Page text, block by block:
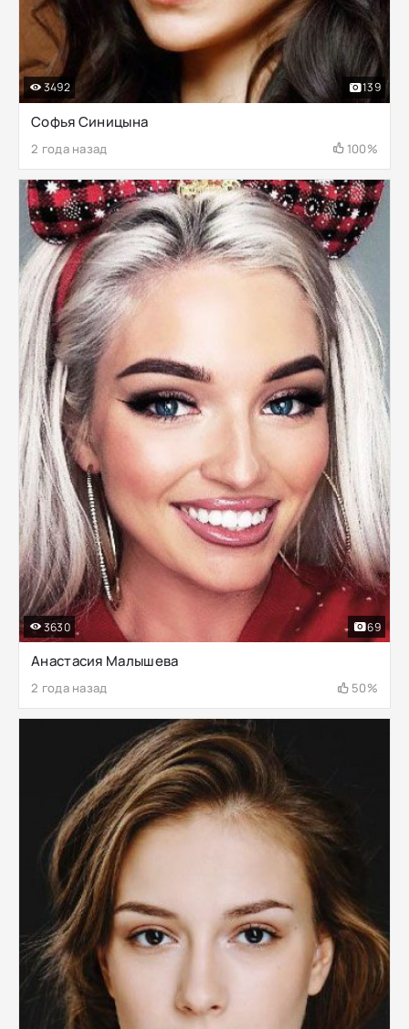
Софья Синицына
2 года назад 100%
3492 139
Анастасия Малышева
2 года назад 50%
3630 69